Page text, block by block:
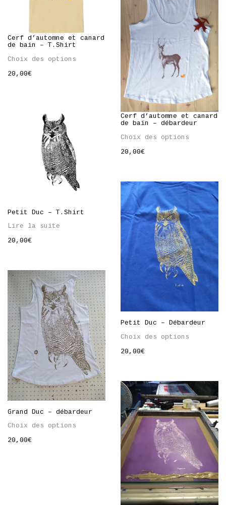
Cerf d’automne et canard
de bain – T.Shirt
Choix des options
20,00€
Cerf d’automne et canard
de bain – débardeur
Choix des options
20,00€
Petit Duc – T.Shirt
Lire la suite
20,00€
Petit Duc – Débardeur
Choix des options
20,00€
Grand Duc – débardeur
Choix des options
20,00€